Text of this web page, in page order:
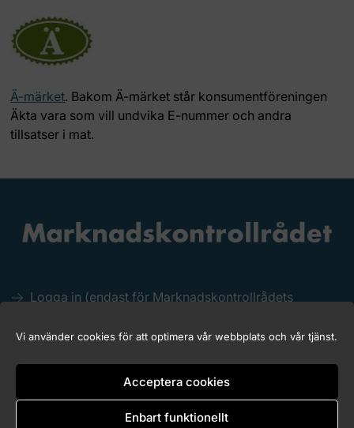
Vi använder cookies för att optimera vår webbplats och vår tjänst.
Acceptera cookies
Enbart funktionellt
Ä-märket. Bakom Ä-märket står konsumentföreningen
Äkta vara som vill undvika E-nummer och andra
tillsatser i mat.
Logga in (endast för Marknadskontrollrådets
Kakor (Cookies)
Tillgänglighet för marknadskontroll.se